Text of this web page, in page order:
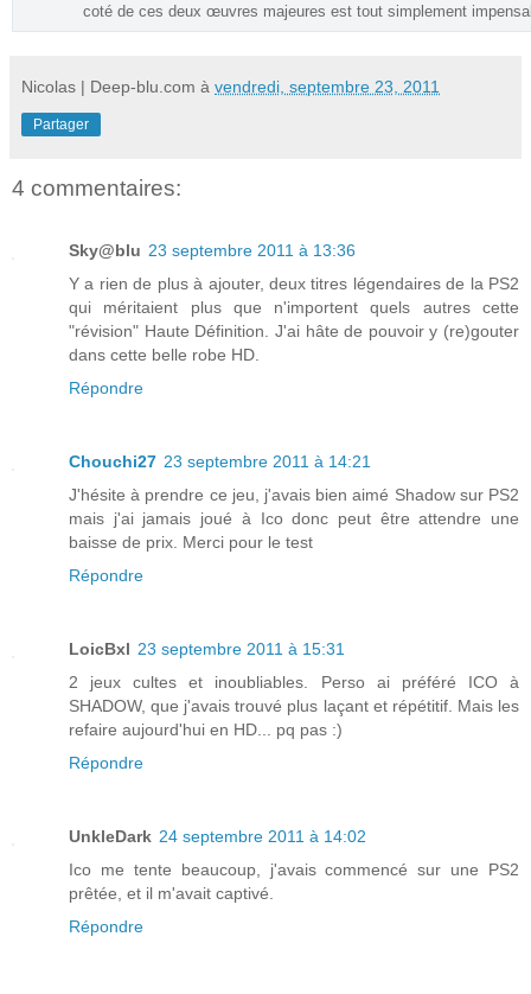
coté de ces deux œuvres majeures est tout simplement
Nicolas | Deep-blu.com à vendredi, septembre 23, 2011
Partager
4 commentaires:
Sky@blu 23 septembre 2011 à 13:36
Y a rien de plus à ajouter, deux titres légendaires de la PS2
qui méritaient plus que n'importent quels autres cette
"révision" Haute Définition. J'ai hâte de pouvoir y (re)gouter
dans cette belle robe HD.
Répondre
Chouchi27 23 septembre 2011 à 14:21
J'hésite à prendre ce jeu, j'avais bien aimé Shadow sur PS2
mais j'ai jamais joué à Ico donc peut être attendre une
baisse de prix. Merci pour le test
Répondre
LoicBxl 23 septembre 2011 à 15:31
2 jeux cultes et inoubliables. Perso ai préféré ICO à
SHADOW, que j'avais trouvé plus laçant et répétitif. Mais les
refaire aujourd'hui en HD... pq pas :)
Répondre
UnkleDark 24 septembre 2011 à 14:02
Ico me tente beaucoup, j'avais commencé sur une PS2
prêtée, et il m'avait captivé.
Répondre